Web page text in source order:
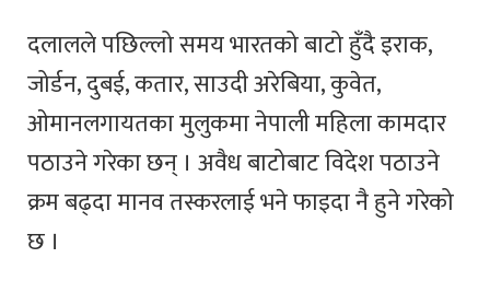
दलालले पछिल्लो समय भारतको बाटो हुँदै इराक,
जोर्डन, दुबई, कतार, साउदी अरेबिया, कुवेत,
ओमानलगायतका मुलुकमा नेपाली महिला कामदार
पठाउने गरेका छन् । अवैध बाटोबाट विदेश पठाउने
क्रम बढ्दा मानव तस्करलाई भने फाइदा नै हुने गरेको
छ ।